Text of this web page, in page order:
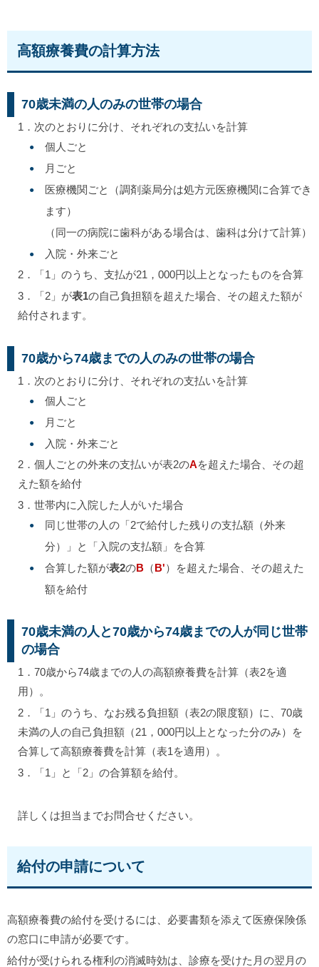
高額療養費の計算方法
70歳未満の人のみの世帯の場合
1．次のとおりに分け、それぞれの支払いを計算
個人ごと
月ごと
医療機関ごと（調剤薬局分は処方元医療機関に合算でき
ます）
（同一の病院に歯科がある場合は、歯科は分けて計算）
入院・外来ごと
2．「1」のうち、支払が21，000円以上となったものを合算
3．「2」が表1の自己負担額を超えた場合、その超えた額が
給付されます。
70歳から74歳までの人のみの世帯の場合
1．次のとおりに分け、それぞれの支払いを計算
個人ごと
月ごと
入院・外来ごと
2．個人ごとの外来の支払いが表2のAを超えた場合、その超
えた額を給付
3．世帯内に入院した人がいた場合
同じ世帯の人の「2で給付した残りの支払額（外来
分）」と「入院の支払額」を合算
合算した額が表2のB（B'）を超えた場合、その超えた
額を給付
70歳未満の人と70歳から74歳までの人が同じ世帯
の場合
1．70歳から74歳までの人の高額療養費を計算（表2を適
用）。
2．「1」のうち、なお残る負担額（表2の限度額）に、70歳
未満の人の自己負担額（21，000円以上となった分のみ）を
合算して高額療養費を計算（表1を適用）。
3．「1」と「2」の合算額を給付。
詳しくは担当までお問合せください。
給付の申請について
高額療養費の給付を受けるには、必要書類を添えて医療保険係
の窓口に申請が必要です。
給付が受けられる権利の消滅時効は、診療を受けた月の翌月の